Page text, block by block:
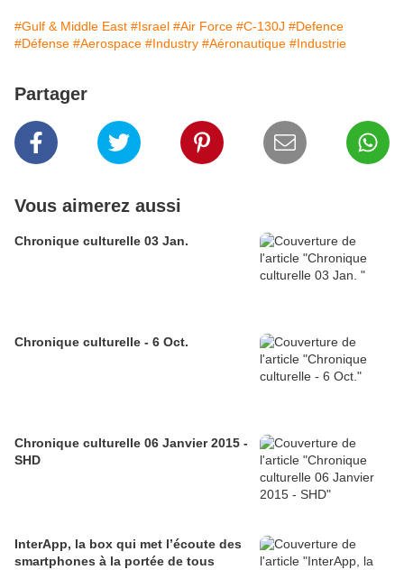
#Gulf & Middle East #Israel #Air Force #C-130J #Defence
#Défense #Aerospace #Industry #Aéronautique #Industrie
Partager
Vous aimerez aussi
Chronique culturelle 03 Jan.
Chronique culturelle - 6 Oct.
Chronique culturelle 06 Janvier 2015 -
SHD
InterApp, la box qui met l’écoute des
smartphones à la portée de tous